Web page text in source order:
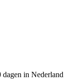
dagen in Nederland